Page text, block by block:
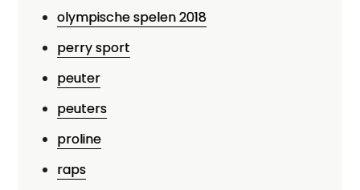
olympische spelen 2018
perry sport
peuter
peuters
proline
raps